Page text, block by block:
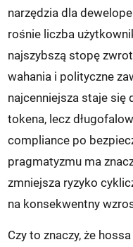
narzędzia dla
rośnie liczba
najszybszą stopę
wahania i polityczne
najcenniejsza staje się
tokena, lecz
compliance po
pragmatyzmu ma
zmniejsza ryzyko
na konsekwentny
Czy to znaczy, że